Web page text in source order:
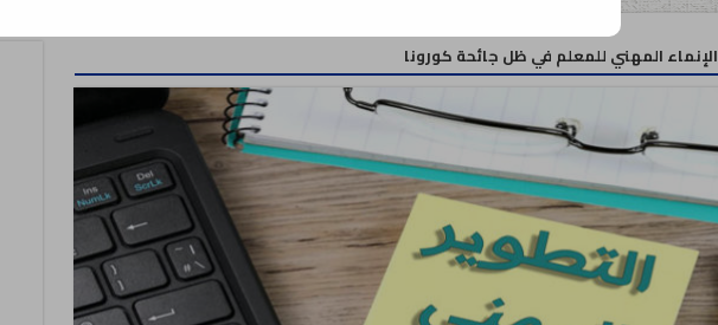
الإنماء المهني للمعلم في ظل جائحة كورونا